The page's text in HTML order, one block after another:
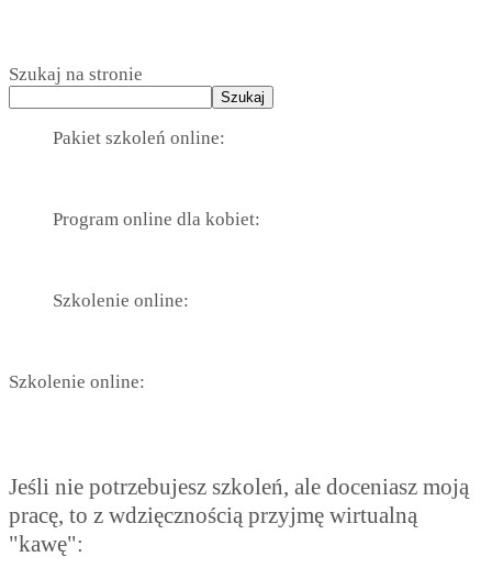
Szukaj na stronie
Szukaj
Pakiet szkoleń online:
Program online dla kobiet:
Szkolenie online:
Szkolenie online:
Jeśli nie potrzebujesz szkoleń, ale doceniasz moją
pracę, to z wdzięcznością przyjmę wirtualną
"kawę":